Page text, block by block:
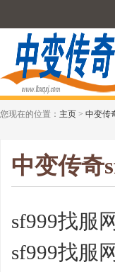
您现在的位置： 主页 > 中变传
中变传奇
sf999找服
sf999找服